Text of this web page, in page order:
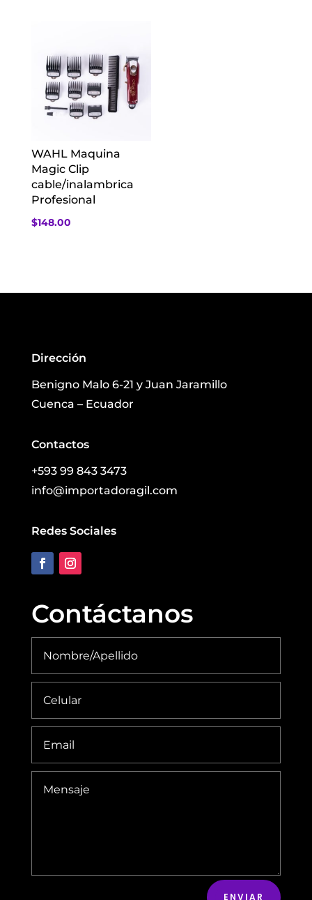
WAHL Maquina
Magic Clip
cable/inalambrica
Profesional
$148.00
Dirección
Benigno Malo 6-21 y Juan Jaramillo
Cuenca – Ecuador
Contactos
+593 99 843 3473
info@importadoragil.com
Redes Sociales
Contáctanos
ENVIAR